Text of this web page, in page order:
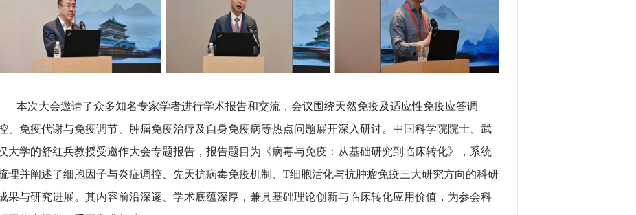
本次大会邀请了众多知名专家学者进行学术报告和交流，会议围绕天然免疫及适应性免疫应答调
、免疫代谢与免疫调节、肿瘤免疫治疗及自身免疫病等热点问题展开深入研讨。中国科学院院士、武
大学的舒红兵教授受邀作大会专题报告，报告题目为《病毒与免疫：从基础研究到临床转化》，系统
理并阐述了细胞因子与炎症调控、先天抗病毒免疫机制、T细胞活化与抗肿瘤免疫三大研究方向的科研
果与研究进展。其内容前沿深邃、学术底蕴深厚，兼具基础理论创新与临床转化应用价值，为参会科